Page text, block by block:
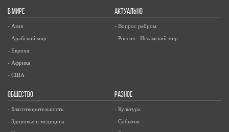
В МИРЕ
- Азия
- Арабский мир
- Европа
- Африка
- США
АКТУАЛЬНО
- Вопрос ребром
- Россия - Исламский мир
ОБЩЕСТВО
- Благотворительность
- Здоровье и медицина
РАЗНОЕ
- Культура
- События